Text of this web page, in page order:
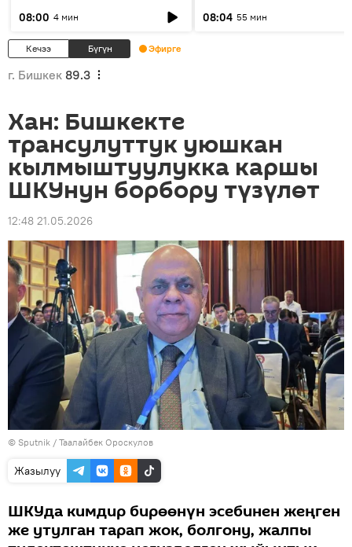
08:00 4 мин
08:04 55 мин
Кечээ Бүгүн Эфирге
г. Бишкек 89.3
Хан: Бишкекте
трансулуттук уюшкан
кылмыштуулукка каршы
ШКУнун борбору түзүлөт
12:48 21.05.2026
© Sputnik / Таалайбек Ороскулов
Жазылуу
ШКУда кимдир бирөөнүн эсебинен жеңген
же утулган тарап жок, болгону, жалпы